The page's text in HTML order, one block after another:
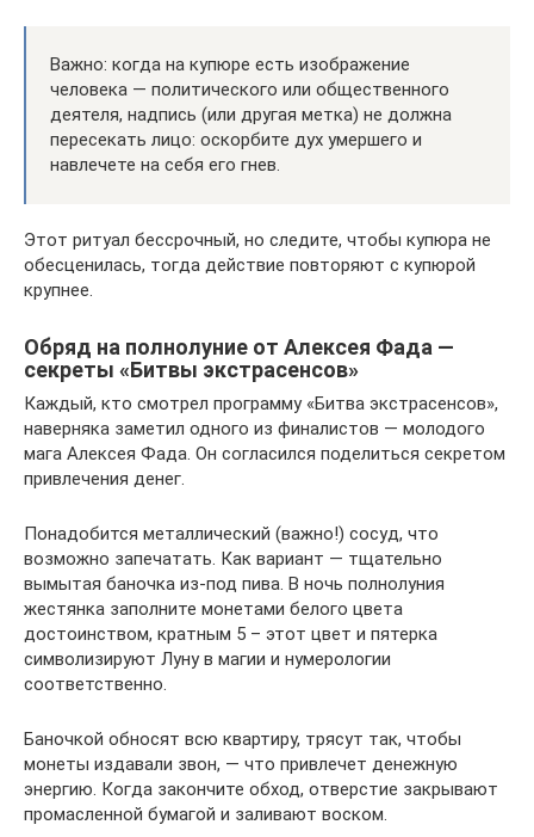
Важно: когда на купюре есть изображение
человека — политического или общественного
деятеля, надпись (или другая метка) не должна
пересекать лицо: оскорбите дух умершего и
навлечете на себя его гнев.
Этот ритуал бессрочный, но следите, чтобы купюра не
обесценилась, тогда действие повторяют с купюрой
крупнее.
Обряд на полнолуние от Алексея Фада —
секреты «Битвы экстрасенсов»
Каждый, кто смотрел программу «Битва экстрасенсов»,
наверняка заметил одного из финалистов — молодого
мага Алексея Фада. Он согласился поделиться секретом
привлечения денег.
Понадобится металлический (важно!) сосуд, что
возможно запечатать. Как вариант — тщательно
вымытая баночка из-под пива. В ночь полнолуния
жестянка заполните монетами белого цвета
достоинством, кратным 5 – этот цвет и пятерка
символизируют Луну в магии и нумерологии
соответственно.
Баночкой обносят всю квартиру, трясут так, чтобы
монеты издавали звон, — что привлечет денежную
энергию. Когда закончите обход, отверстие закрывают
промасленной бумагой и заливают воском.